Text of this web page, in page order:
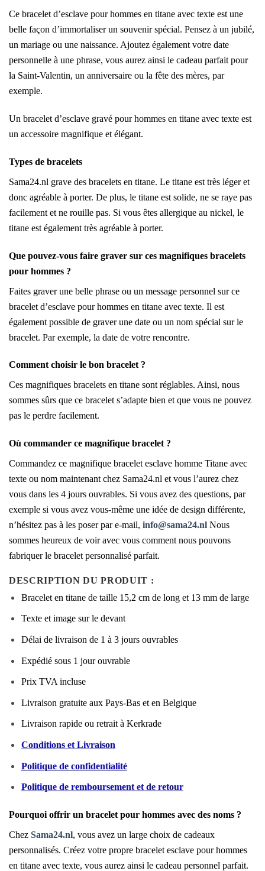
Ce bracelet d’esclave pour hommes en titane avec texte est une
belle façon d’immortaliser un souvenir spécial. Pensez à un jubilé,
un mariage ou une naissance. Ajoutez également votre date
personnelle à une phrase, vous aurez ainsi le cadeau parfait pour
la Saint-Valentin, un anniversaire ou la fête des mères, par
exemple.
Un bracelet d’esclave gravé pour hommes en titane avec texte est
un accessoire magnifique et élégant.
Types de bracelets
Sama24.nl grave des bracelets en titane. Le titane est très léger et
donc agréable à porter. De plus, le titane est solide, ne se raye pas
facilement et ne rouille pas. Si vous êtes allergique au nickel, le
titane est également très agréable à porter.
Que pouvez-vous faire graver sur ces magnifiques bracelets
pour hommes ?
Faites graver une belle phrase ou un message personnel sur ce
bracelet d’esclave pour hommes en titane avec texte. Il est
également possible de graver une date ou un nom spécial sur le
bracelet. Par exemple, la date de votre rencontre.
Comment choisir le bon bracelet ?
Ces magnifiques bracelets en titane sont réglables. Ainsi, nous
sommes sûrs que ce bracelet s’adapte bien et que vous ne pouvez
pas le perdre facilement.
Où commander ce magnifique bracelet ?
Commandez ce magnifique bracelet esclave homme Titane avec
texte ou nom maintenant chez Sama24.nl et vous l’aurez chez
vous dans les 4 jours ouvrables. Si vous avez des questions, par
exemple si vous avez vous-même une idée de design différente,
n’hésitez pas à les poser par e-mail, info@sama24.nl Nous
sommes heureux de voir avec vous comment nous pouvons
fabriquer le bracelet personnalisé parfait.
DESCRIPTION DU PRODUIT :
Bracelet en titane de taille 15,2 cm de long et 13 mm de large
Texte et image sur le devant
Délai de livraison de 1 à 3 jours ouvrables
Expédié sous 1 jour ouvrable
Prix TVA incluse
Livraison gratuite aux Pays-Bas et en Belgique
Livraison rapide ou retrait à Kerkrade
Conditions et Livraison
Politique de confidentialité
Politique de remboursement et de retour
Pourquoi offrir un bracelet pour hommes avec des noms ?
Chez Sama24.nl, vous avez un large choix de cadeaux
personnalisés. Créez votre propre bracelet esclave pour hommes
en titane avec texte, vous aurez ainsi le cadeau personnel parfait.